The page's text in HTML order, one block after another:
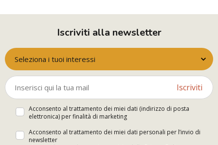
Iscriviti alla newsletter
Seleziona i tuoi interessi
Iscriviti
Acconsento al trattamento dei miei dati (indirizzo di posta
elettronica) per finalità di marketing
Acconsento al trattamento dei miei dati personali per l’invio di
newsletter